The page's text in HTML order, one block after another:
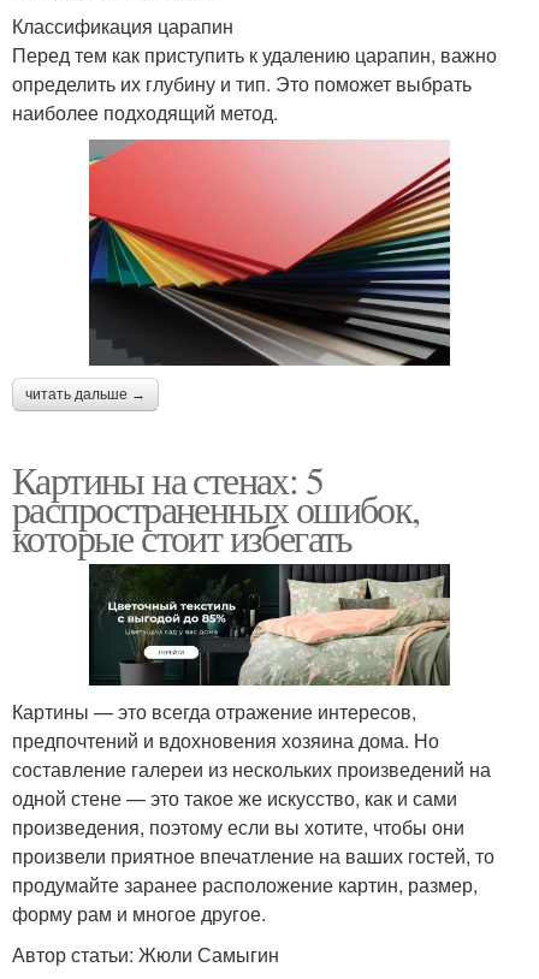
Классификация царапин
Перед тем как приступить к удалению царапин, важно
определить их глубину и тип. Это поможет выбрать
наиболее подходящий метод.
читать дальше →
Картины на стенах: 5
распространенных ошибок,
которые стоит избегать
Картины — это всегда отражение интересов,
предпочтений и вдохновения хозяина дома. Но
составление галереи из нескольких произведений на
одной стене — это такое же искусство, как и сами
произведения, поэтому если вы хотите, чтобы они
произвели приятное впечатление на ваших гостей, то
продумайте заранее расположение картин, размер,
форму рам и многое другое.
Автор статьи: Жюли Самыгин